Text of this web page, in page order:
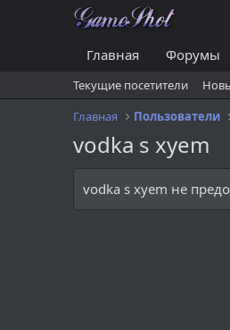
Главная Форумы
Текущие посетители
Главная
Пользователи
vodka s xyem
vodka s xyem не